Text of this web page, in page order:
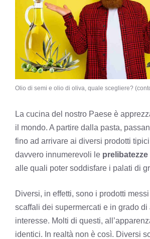
Olio di semi e olio di oliva, quale scegliere?
La cucina del nostro Paese è
il mondo. A partire dalla pasta,
fino ad arrivare ai diversi prodotti
davvero innumerevoli le prelibatezze
alle quali poter soddisfare i palati di
Diversi, in effetti, sono i prodotti
scaffali dei supermercati e in grado di
interesse. Molti di questi,
identici. In realtà non è così. Diversi